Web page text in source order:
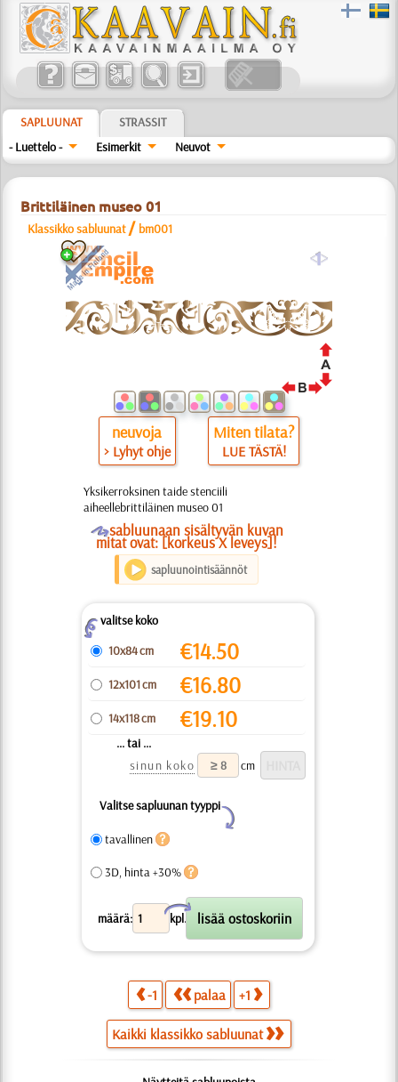
SAPLUUNAT
STRASSIT
- Luettelo -
Esimerkit Neuvot
Brittiläinen museo 01
Klassikko sabluunat / bm001
a
neuvoja
> Lyhyt ohje
Miten tilata?
LUE TÄSTÄ!
Yksikerroksinen taide stenciili
aiheellebrittiläinen museo 01
Osabluunaan sisältyvän kuvan
mitat ovat: [korkeus X leveys]!
sapluunointisäännöt
Zvalitse koko
10x84 cm
€14.50
12x101 cm €16.80
14x118 cm €19.10
... tai ...
sinun koko
cm
Valitse sapluunan tyyppi
Y
tavallinen
3D, hinta +30%
määrä: kpl.
X
-1 palaa +1
Kaikki klassikko sabluunat